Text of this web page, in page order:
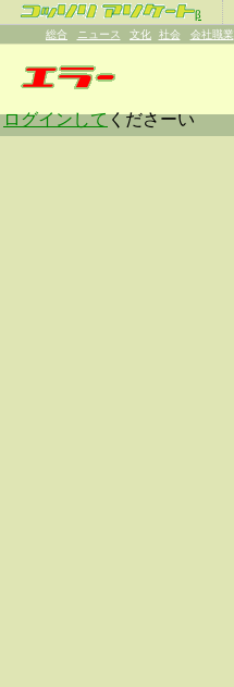
β
総合 ニュース 文化 社会 会社職業
ログインしてくださーい